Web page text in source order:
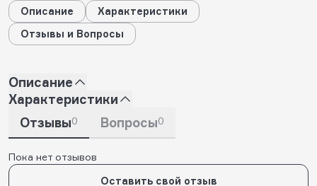
Описание
Характеристики
Отзывы и Вопросы
Описание
Характеристики
Отзывы0 Вопросы0
Пока нет отзывов
Оставить свой отзыв